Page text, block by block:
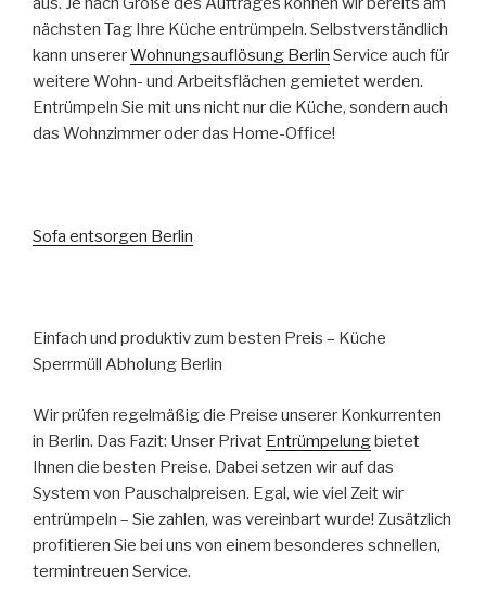
nächsten Tag Ihre Küche entrümpeln. Selbstverständlich
kann unsererWohnungsauflösung Berlin Service auch für
weitere Wohn- und Arbeitsflächen gemietet werden.
Entrümpeln Sie mit uns nicht nur die Küche, sondern auch
das Wohnzimmer oder das Home-Office!
Sofa entsorgen Berlin
Einfach und produktiv zum besten Preis – Küche
Sperrmüll Abholung Berlin
Wir prüfen regelmäßig die Preise unserer Konkurrenten
in Berlin. Das Fazit: Unser Privat Entrümpelungbietet
Ihnen die besten Preise. Dabei setzen wir auf das
System von Pauschalpreisen. Egal, wie viel Zeit wir
entrümpeln – Sie zahlen, was vereinbart wurde! Zusätzlich
profitieren Sie bei uns von einem besonderes schnellen,
termintreuen Service.